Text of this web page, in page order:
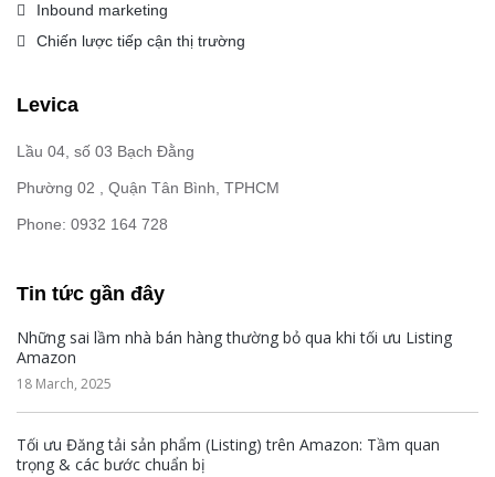
Inbound marketing
Chiến lược tiếp cận thị trường
Levica
Lầu 04, số 03 Bạch Đằng
Phường 02 , Quận Tân Bình, TPHCM
Phone: 0932 164 728
Tin tức gần đây
Những sai lầm nhà bán hàng thường bỏ qua khi tối ưu Listing
Amazon
18 March, 2025
Tối ưu Đăng tải sản phẩm (Listing) trên Amazon: Tầm quan
trọng & các bước chuẩn bị